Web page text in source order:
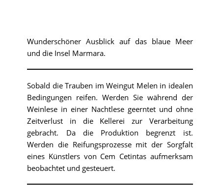
Wunderschöner Ausblick auf das blaue Meer
und die Insel Marmara.
Sobald die Trauben im Weingut Melen in idealen
Bedingungen reifen. Werden Sie während der
Weinlese in einer Nachtlese geerntet und ohne
Zeitverlust in die Kellerei zur Verarbeitung
gebracht. Da die Produktion begrenzt ist.
Werden die Reifungsprozesse mit der Sorgfalt
eines Künstlers von Cem Cetintas aufmerksam
beobachtet und gesteuert.